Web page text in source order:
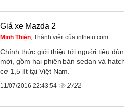
Giá xe Mazda 2
Minh Thiện , Thành viên của inthetu.com
Chính thức giới thiệu tới người tiêu
mới, gồm hai phiên bản sedan và
cơ 1,5 lít tại Việt Nam.
11/07/2016 22:43:54 2722